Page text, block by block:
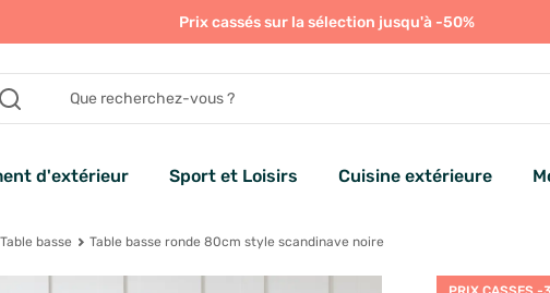
Prix cassés sur la sélection jusqu'à -50%
d'extérieur Sport et Loisirs Cuisine extérieure
Table basse Table basse ronde 80cm style scandinave noire